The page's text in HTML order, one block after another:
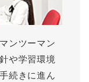
ンツーマン
や学習環境
続きに進ん